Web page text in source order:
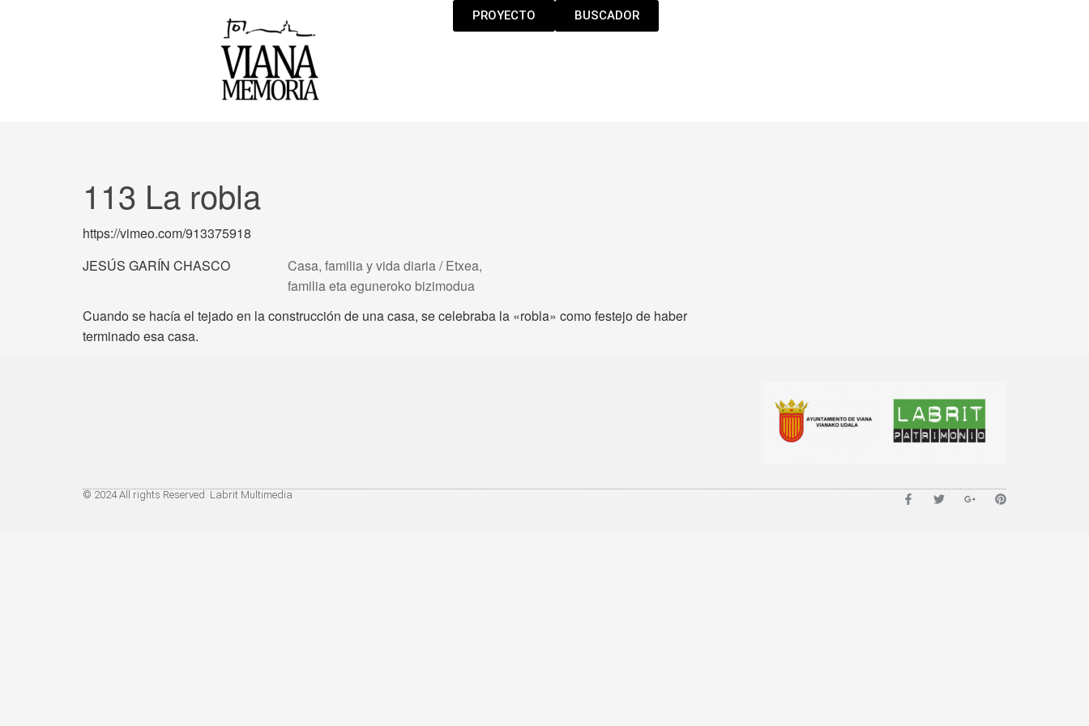
PROYECTO BUSCADOR
113 La robla
https://vimeo.com/913375918
JESÚS GARÍN CHASCO
Casa, familia y vida diaria / Etxea,
familia eta eguneroko bizimodua
Cuando se hacía el tejado en la construcción de una casa, se celebraba la «robla» como festejo de haber
terminado esa casa.
© 2024 All rights Reserved. Labrit Multimedia